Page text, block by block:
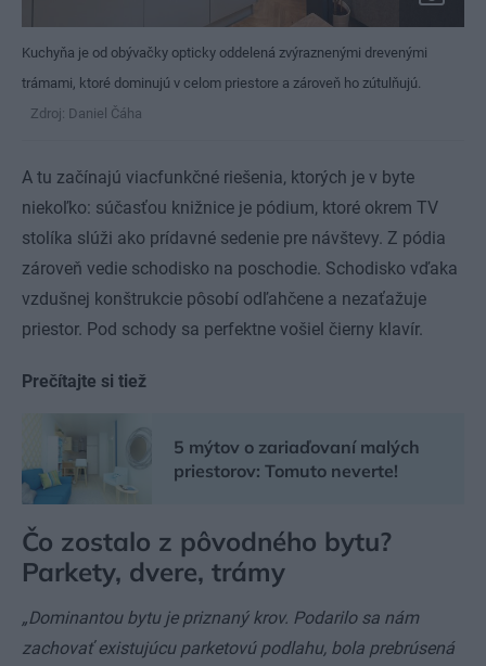
Kuchyňa je od obývačky opticky oddelená zvýraznenými drevenými
trámami, ktoré dominujú v celom priestore a zároveň ho zútulňujú.
Zdroj: Daniel Čáha
A tu začínajú viacfunkčné riešenia, ktorých je v byte
niekoľko: súčasťou knižnice je pódium, ktoré okrem TV
stolíka slúži ako prídavné sedenie pre návštevy. Z pódia
zároveň vedie schodisko na poschodie. Schodisko vďaka
vzdušnej konštrukcie pôsobí odľahčene a nezaťažuje
priestor. Pod schody sa perfektne vošiel čierny klavír.
Prečítajte si tiež
5 mýtov o zariaďovaní malých
priestorov: Tomuto neverte!
Čo zostalo z pôvodného bytu?
Parkety, dvere, trámy
„Dominantou bytu je priznaný krov. Podarilo sa nám
zachovať existujúcu parketovú podlahu, bola prebrúsená